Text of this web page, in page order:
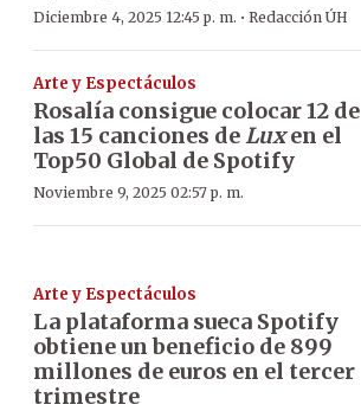
Diciembre 4, 2025 12:45 p. m. · Redacción ÚH
Arte y Espectáculos
Rosalía consigue colocar 12 de
las 15 canciones deLuxen el
Top50 Global de Spotify
Noviembre 9, 2025 02:57 p. m.
Arte y Espectáculos
La plataforma sueca Spotify
obtiene un beneficio de 899
millones de euros en el tercer
trimestre